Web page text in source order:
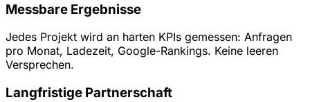
Messbare Ergebnisse
Jedes Projekt wird an harten KPIs gemessen: Anfragen
pro Monat, Ladezeit, Google-Rankings. Keine leeren
Versprechen.
Langfristige Partnerschaft